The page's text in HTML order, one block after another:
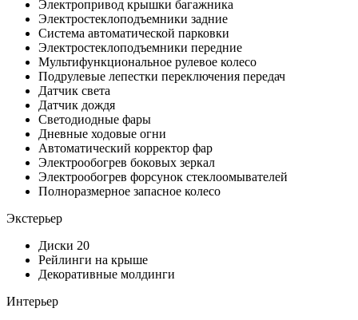
Электропривод крышки багажника
Электростеклоподъемники задние
Система автоматической парковки
Электростеклоподъемники передние
Мультифункциональное рулевое колесо
Подрулевые лепестки переключения передач
Датчик света
Датчик дождя
Светодиодные фары
Дневные ходовые огни
Автоматический корректор фар
Электрообогрев боковых зеркал
Электрообогрев форсунок стеклоомывателей
Полноразмерное запасное колесо
Экстерьер
Диски 20
Рейлинги на крыше
Декоративные молдинги
Интерьер